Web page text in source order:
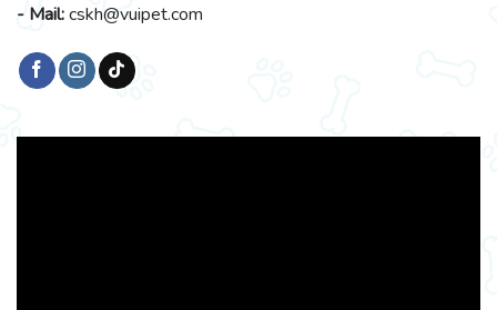
- Mail:cskh@vuipet.com